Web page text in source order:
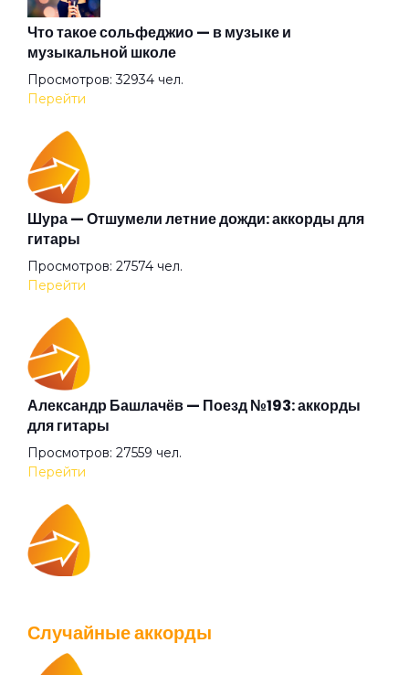
Блины по-снайперски
Блюз
Блюзы гор
Бонни и Клайд
Брамс
Брату
Бу-бу
Бумерангом
Бунин
В городе моём (Всегда)
Что такое сольфеджио — в музыке и
музыкальной школе
Просмотров: 32934 чел.
Перейти
Шура — Отшумели летние дожди: аккорды для
гитары
Просмотров: 27574 чел.
Перейти
Александр Башлачёв — Поезд №193: аккорды
для гитары
Просмотров: 27559 чел.
Перейти
Перейти
Случайные аккорды